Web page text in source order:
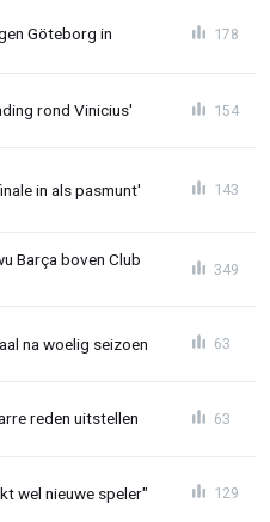
Göteborg in 178
rond Vinicius' 154
in als pasmunt' 143
Barça boven Club
349
na woelig seizoen 63
reden uitstellen 63
wel nieuwe speler" 129